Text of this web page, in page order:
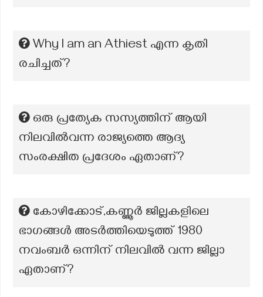
Why l am an Athiest എന്ന കൃതി
രചിച്ചത്?
ഒരു പ്രത്യേക സസ്യത്തിന് ആയി
നിലവിൽവന്ന രാജ്യത്തെ ആദ്യ
സംരക്ഷിത പ്രദേശം ഏതാണ്?
കോഴിക്കോട്,കണ്ണൂർ ജില്ലകളിലെ
ഭാഗങ്ങൾ അടർത്തിയെടുത്ത് 1980
നവംബർ ഒന്നിന് നിലവിൽ വന്ന ജില്ലാ
ഏതാണ്?